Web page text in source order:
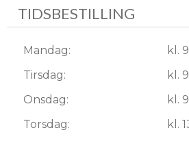
TIDSBESTILLING
Mandag:
kl.
Tirsdag:
kl.
Onsdag:
kl.
Torsdag:
kl.